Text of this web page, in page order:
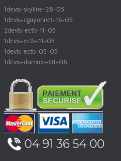
1devis-skyline-28-05
1devis-cguyonnet-16-05
2devis-ectb-11-05
1devis-ectb-11-05
1devis-ectb-05-05
1devis-dsimmo-01-08